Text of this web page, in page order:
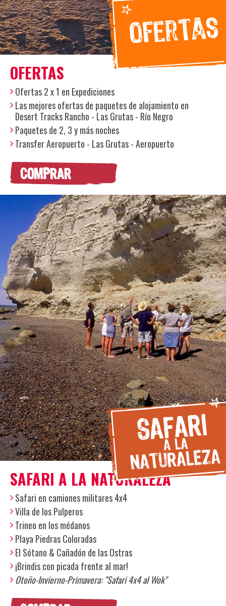
OFERTAS
Ofertas 2 x 1 en Expediciones
Las mejores ofertas de paquetes de alojamiento en
Desert Tracks Rancho - Las Grutas - Río Negro
Paquetes de 2, 3 y más noches
Transfer Aeropuerto - Las Grutas - Aeropuerto
COMPRAR
SAFARI A LA NATURALEZA
Safari en camiones militares 4x4
Villa de los Pulperos
Trineo en los médanos
Playa Piedras Coloradas
El Sótano & Cañadón de las Ostras
¡Brindis con picada frente al mar!
Otoño-Invierno-Primavera: "Safari 4x4 al Wok"